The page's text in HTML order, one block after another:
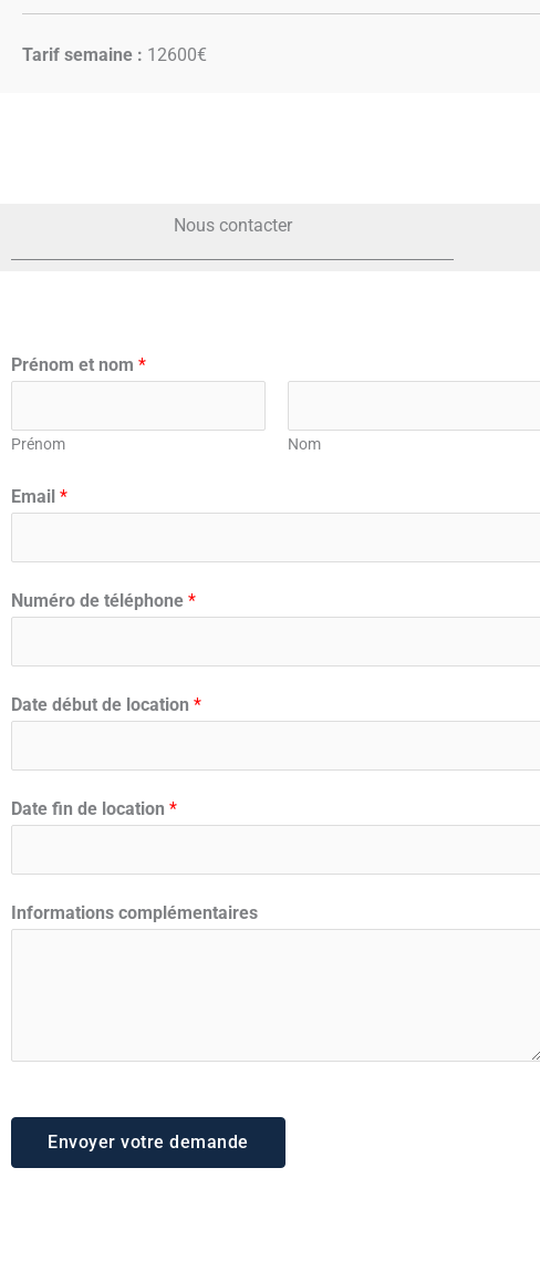
Tarif semaine : 12600€
Nous contacter
Prénom et nom *
Prénom Nom
Email *
Numéro de téléphone *
Date début de location *
Date fin de location *
Informations complémentaires
Envoyer votre demande